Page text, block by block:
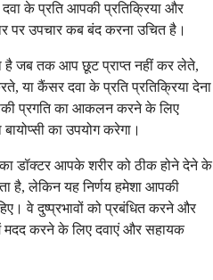
दवा के प्रति आपकी प्रतिक्रिया और
पर उपचार कब बंद करना उचित है।
है जब तक आप छूट प्राप्त नहीं कर लेते,
या कैंसर दवा के प्रति प्रतिक्रिया देना
प्रगति का आकलन करने के लिए
का उपयोग करेगा।
डॉक्टर आपके शरीर को ठीक होने देने के
है, लेकिन यह निर्णय हमेशा आपकी
वे दुष्प्रभावों को प्रबंधित करने और
करने के लिए दवाएं और सहायक